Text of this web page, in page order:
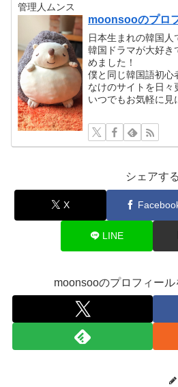
管理人ムンス
moonsooのプロ
日本生まれの韓国人
韓国ドラマが大好き
めました！
僕と同じ韓国語初心
なけのサイトを日々
いつでもお気軽に見
シェアする
X
LINE
moonsooのプロフィー